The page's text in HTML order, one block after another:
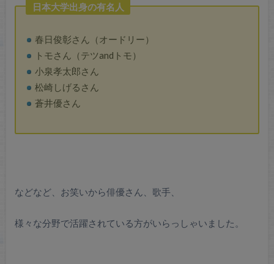
日本大学出身の有名人
春日俊彰さん（オードリー）
トモさん（テツandトモ）
小泉孝太郎さん
松崎しげるさん
蒼井優さん
などなど、お笑いから俳優さん、歌手、
様々な分野で活躍されている方がいらっしゃいました。